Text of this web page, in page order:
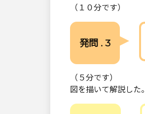
（１０分です）
発問 . 3
（５分です）
図を描いて解説した。